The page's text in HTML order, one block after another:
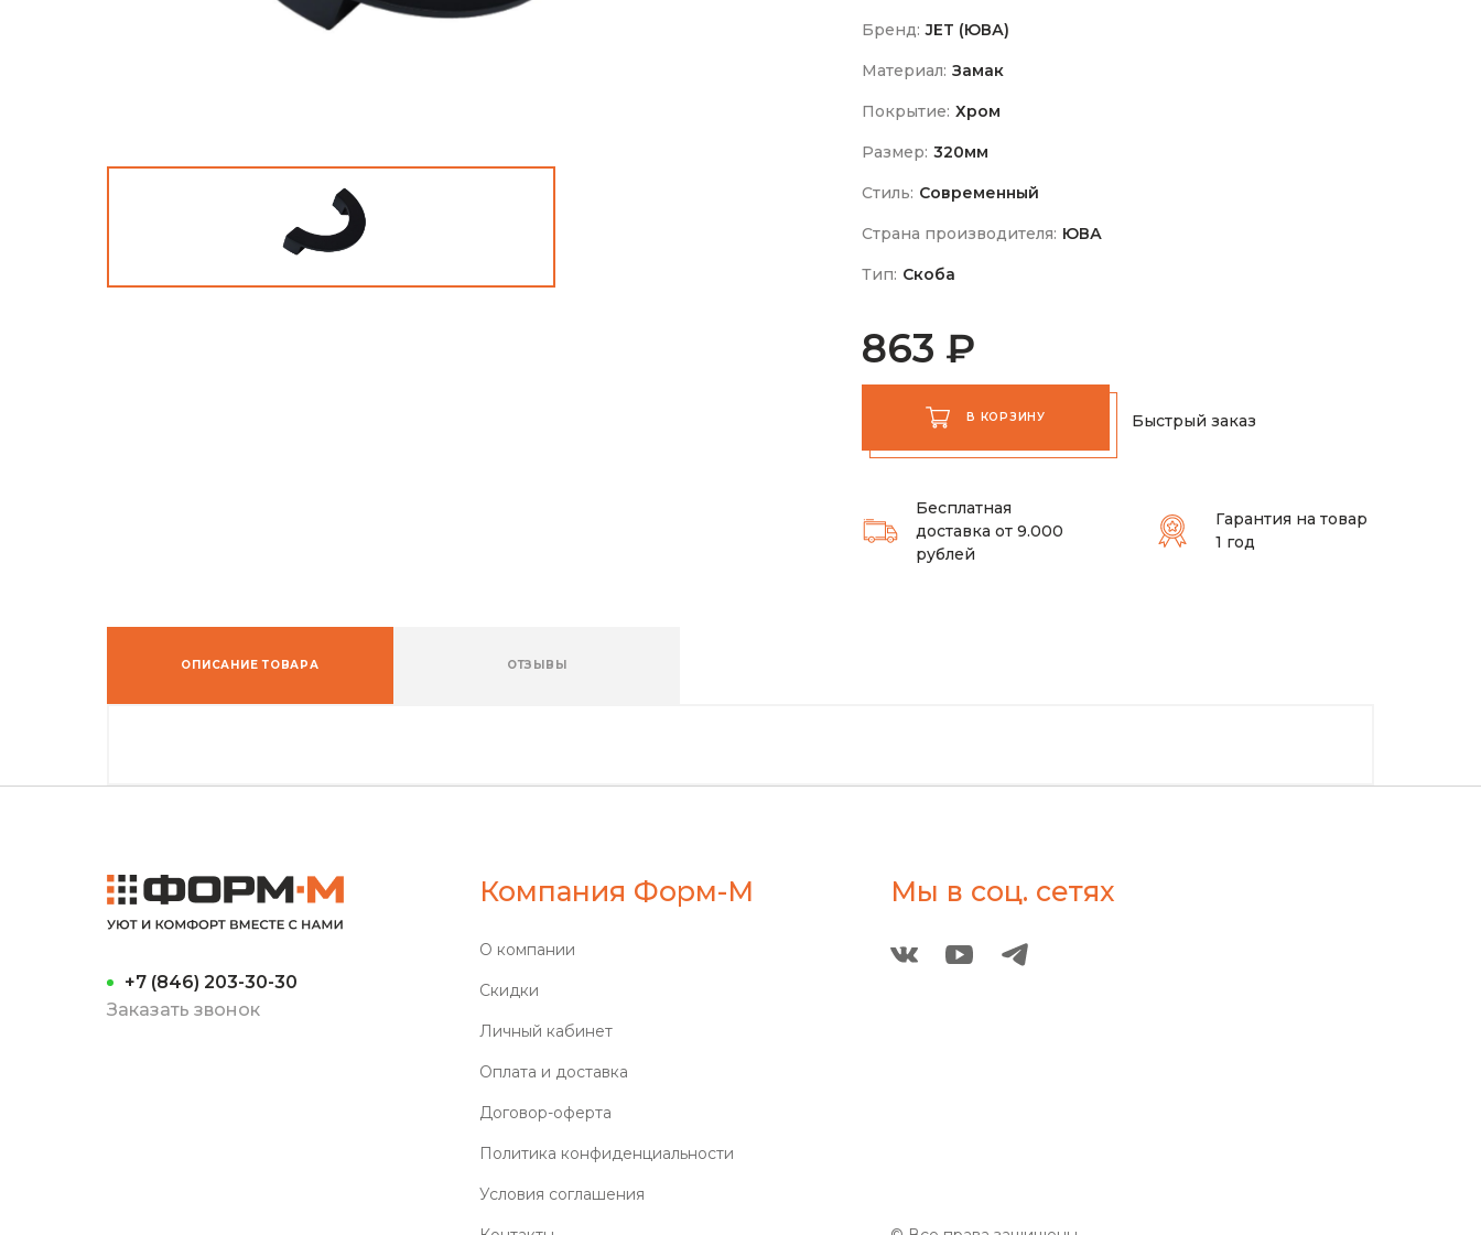
Бренд: JET (ЮВА)
Материал: Замак
Покрытие: Хром
Размер: 320мм
Стиль: Современный
Страна производителя: ЮВА
Тип: Скоба
863 ₽
В КОРЗИНУ Быстрый заказ
Бесплатная
доставка от 9.000
рублей
Гарантия на товар
1 год
ОПИСАНИЕ ТОВАРА ОТЗЫВЫ
+7 (846) 203-30-30
Заказать звонок
Компания Форм-М
О компании
Скидки
Личный кабинет
Оплата и доставка
Договор-оферта
Политика конфиденциальности
Условия соглашения
Мы в соц. сетях